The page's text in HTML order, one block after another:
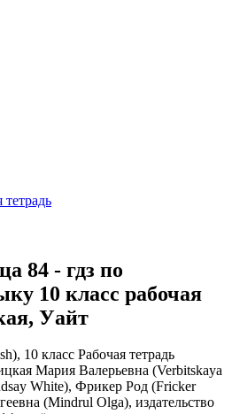
84 - гдз по
10 класс рабочая
Уайт